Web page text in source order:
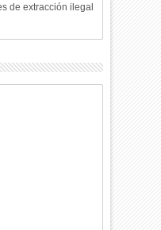
de extracción ilegal